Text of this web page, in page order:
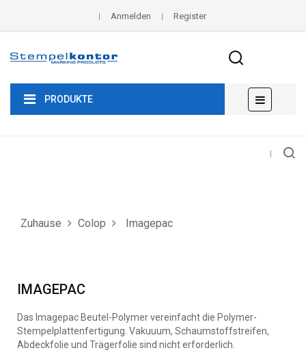
Anmelden Register
PRODUKTE
der
☰
Zuhause Colop Imagepac
IMAGEPAC
Das Imagepac Beutel-Polymer vereinfacht die Polymer-
Stempelplattenfertigung. Vakuuum, Schaumstoffstreifen,
Abdeckfolie und Trägerfolie sind nicht erforderlich.